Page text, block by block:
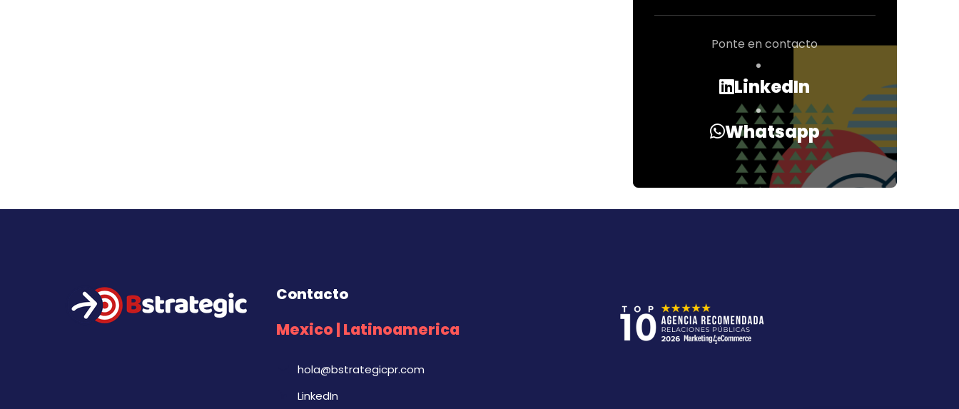
Ponte en contacto
LinkedIn
Whatsapp
Contacto
Mexico | Latinoamerica
hola@bstrategicpr.com
LinkedIn